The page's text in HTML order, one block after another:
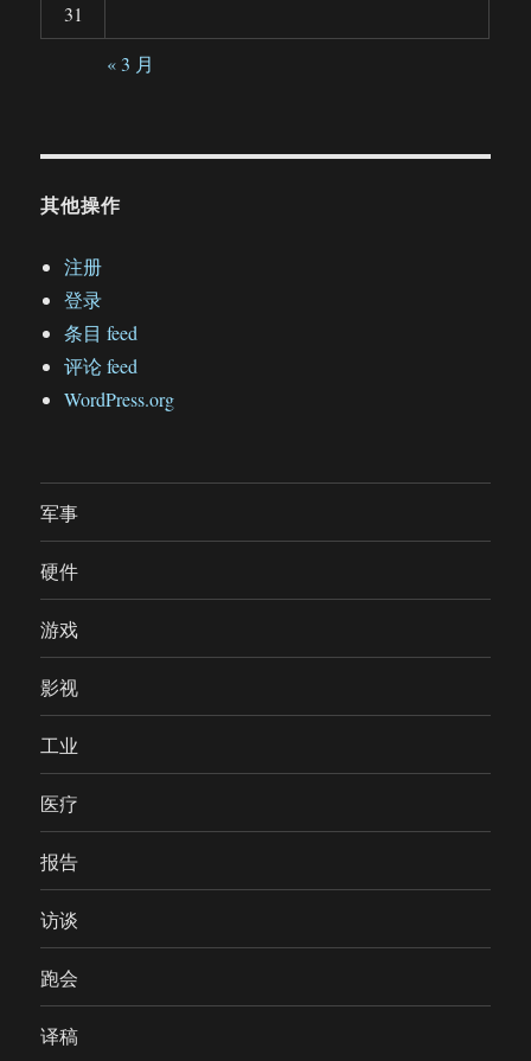
31
« 3 月
其他操作
注册
登录
条目 feed
评论 feed
WordPress.org
军事
硬件
游戏
影视
工业
医疗
报告
访谈
跑会
译稿